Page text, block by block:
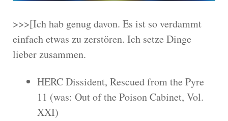
>>>[Ich hab genug davon. Es ist so verdammt
einfach etwas zu zerstören. Ich setze Dinge
lieber zusammen.
HERC Dissident, Rescued from the Pyre
11 (was: Out of the Poison Cabinet, Vol.
XXI)